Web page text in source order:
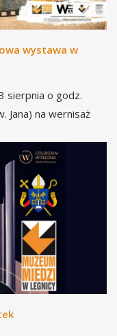
wystawa w
sierpnia o godz.
Jana) na wernisaż